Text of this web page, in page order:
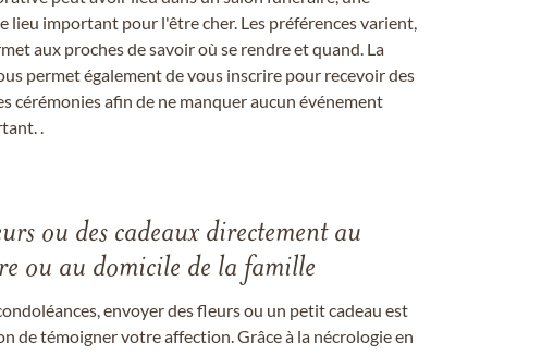
lieu important pour l'être cher. Les préférences varient,
aux proches de savoir où se rendre et quand. La
permet également de vous inscrire pour recevoir des
cérémonies afin de ne manquer aucun événement
.
ou des cadeaux directement au
ou au domicile de la famille
envoyer des fleurs ou un petit cadeau est
de témoigner votre affection. Grâce à la nécrologie en